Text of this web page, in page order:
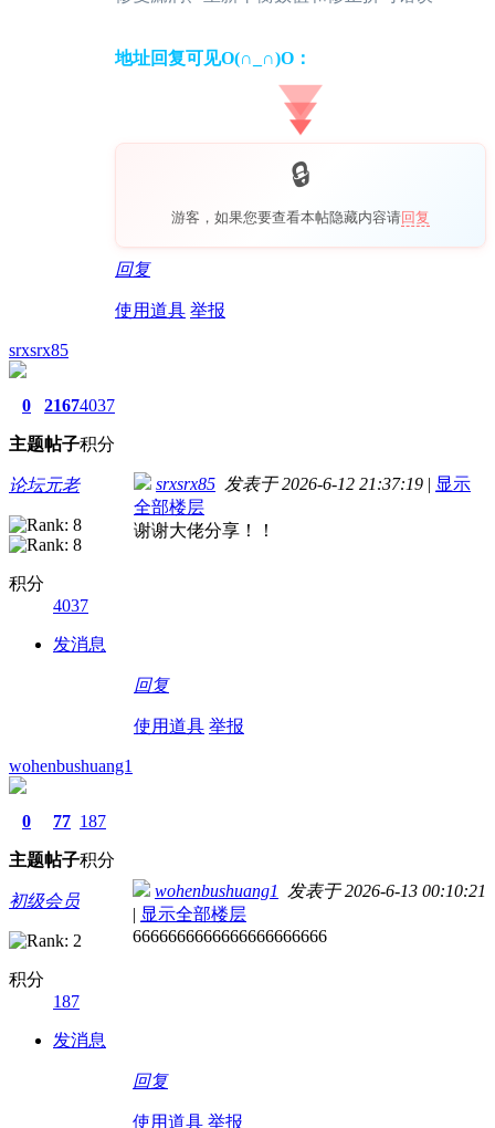
地址回复可见O(∩_∩)O：
游客，如果您要查看本帖隐藏内容请回复
回复
使用道具 举报
srxsrx85
0
主题
2167
帖子
4037
积分
论坛元老
积分
4037
发消息
srxsrx85 发表于 2026-6-12 21:37:19 | 显示
全部楼层
谢谢大佬分享！！
回复
使用道具 举报
wohenbushuang1
0
主题
77
帖子
187
积分
初级会员
积分
187
发消息
wohenbushuang1
发表于 2026-6-13 00:10:21
| 显示全部楼层
6666666666666666666666
回复
使用道具 举报